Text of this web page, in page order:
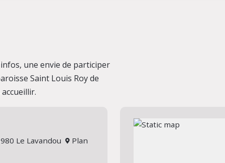
une envie de participer
Saint Louis Roy de
Le Lavandou
Plan